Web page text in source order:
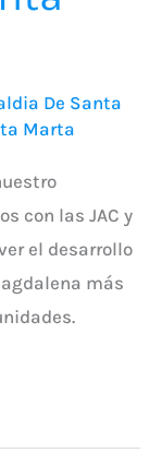
De Santa
Marta
con las JAC y
el desarrollo
más